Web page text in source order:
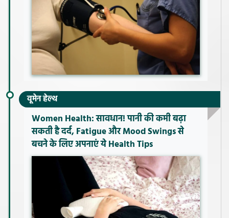
वूमेन हेल्थ
Women Health: सावधान! पानी की कमी बढ़ा
सकती है दर्द, Fatigue और Mood Swings से
बचने के लिए अपनाएं ये Health Tips